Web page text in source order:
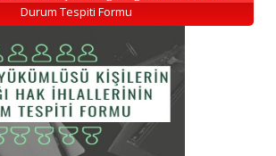
Durum Tespiti Formu